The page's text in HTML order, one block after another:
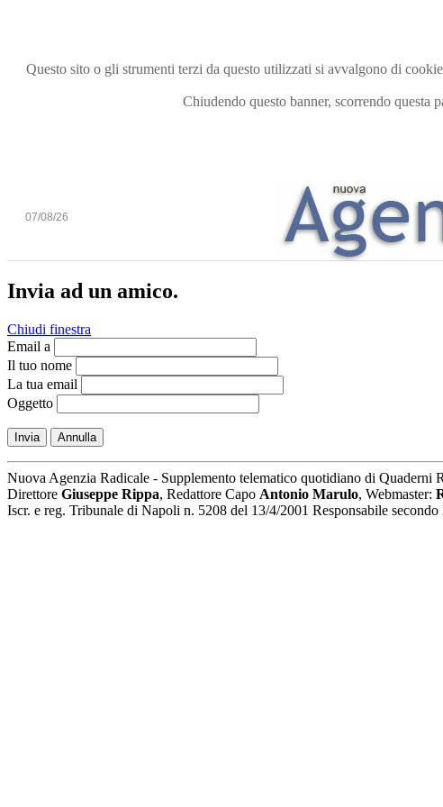
Questo sito o gli strumenti terzi da questo utilizzati si avvalgono di
Chiudendo questo banner, scorrendo questa
07/08/26
Invia ad un amico.
Chiudi finestra
Email a
Il tuo nome
La tua email
Oggetto
Invia Annulla
Nuova Agenzia Radicale - Supplemento telematico quotidiano di Quaderni
Direttore Giuseppe Rippa, Redattore Capo Antonio Marulo, Webmaster:
Iscr. e reg. Tribunale di Napoli n. 5208 del 13/4/2001 Responsabile